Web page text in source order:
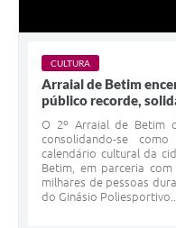
CULTURA
Arraial de Betim
público recorde,
O 2º Arraial de Betim
consolidando-se
calendário cultural da
Betim, em parceria
milhares de pessoas
do Ginásio Poliesportivo...